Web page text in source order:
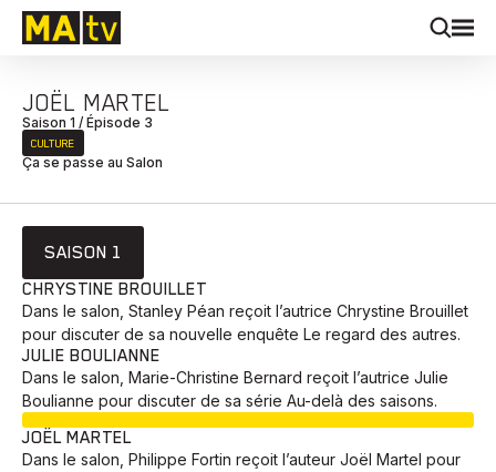
JOËL MARTEL
Saison 1 / Épisode 3
CULTURE
Ça se passe au Salon
SAISON 1
CHRYSTINE BROUILLET
Dans le salon, Stanley Péan reçoit l’autrice Chrystine Brouillet
pour discuter de sa nouvelle enquête Le regard des autres.
JULIE BOULIANNE
Dans le salon, Marie-Christine Bernard reçoit l’autrice Julie
Boulianne pour discuter de sa série Au-delà des saisons.
JOËL MARTEL
Dans le salon, Philippe Fortin reçoit l’auteur Joël Martel pour